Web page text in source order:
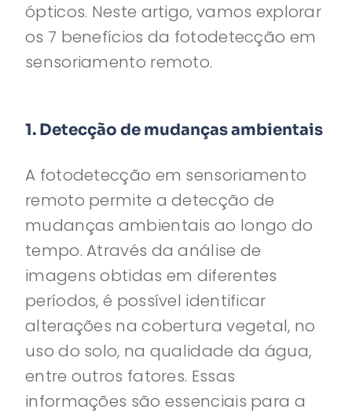
ópticos. Neste artigo, vamos explorar
os 7 benefícios da fotodetecção em
sensoriamento remoto.
1. Detecção de mudanças ambientais
A fotodetecção em sensoriamento
remoto permite a detecção de
mudanças ambientais ao longo do
tempo. Através da análise de
imagens obtidas em diferentes
períodos, é possível identificar
alterações na cobertura vegetal, no
uso do solo, na qualidade da água,
entre outros fatores. Essas
informações são essenciais para a